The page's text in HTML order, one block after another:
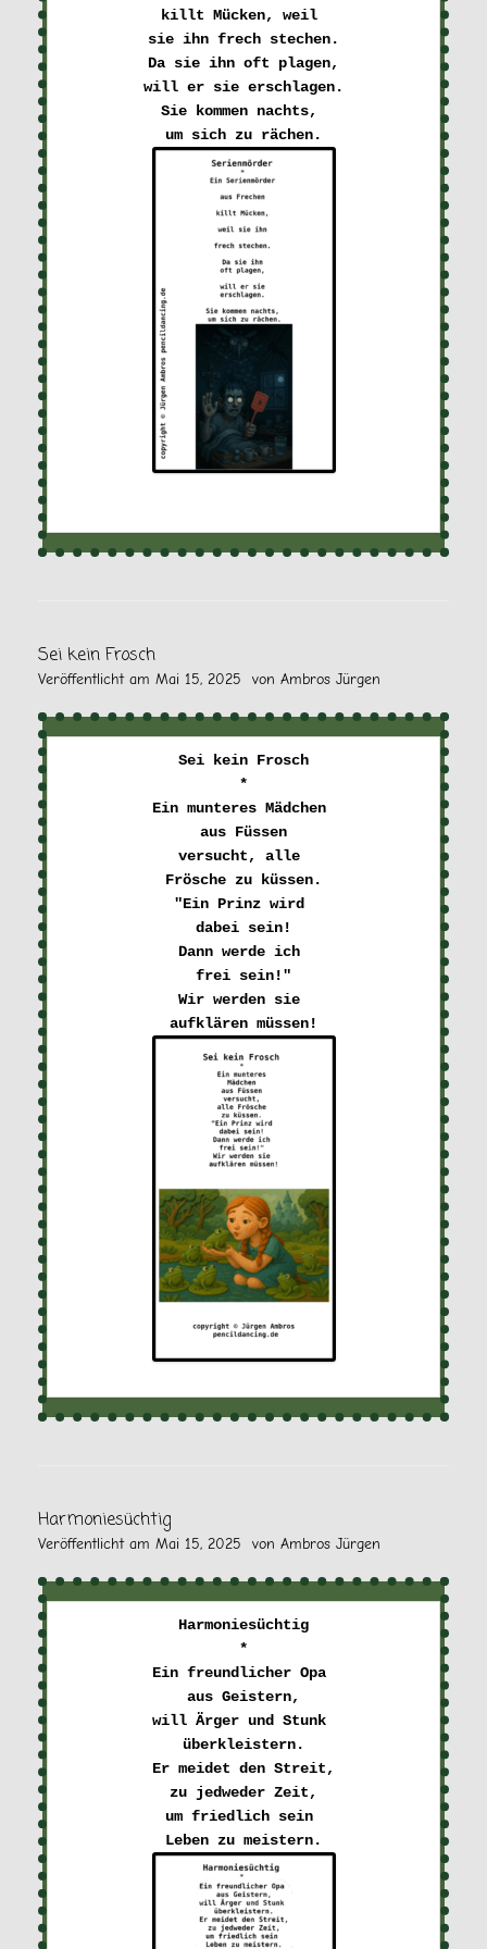
killt Mücken, weil
sie ihn frech stechen.
Da sie ihn oft plagen,
will er sie erschlagen.
Sie kommen nachts,
Sei kein Frosch
Veröffentlicht am Mai 15, 2025 von Ambros Jürgen
Sei kein Frosch
*
Ein munteres Mädchen
aus Füssen
versucht, alle
Frösche zu küssen.
"Ein Prinz wird
dabei sein!
Dann werde ich
frei sein!"
Wir werden sie
aufklären müssen!
Harmoniesüchtig
Veröffentlicht am Mai 15, 2025 von Ambros Jürgen
Harmoniesüchtig
*
Ein freundlicher Opa
aus Geistern,
will Ärger und Stunk
überkleistern.
Er meidet den Streit,
zu jedweder Zeit,
um friedlich sein